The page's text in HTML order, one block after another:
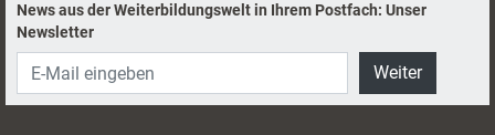
News aus der Weiterbildungswelt in Ihrem Postfach: Unser
Newsletter
Weiter